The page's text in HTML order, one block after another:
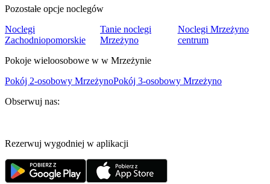
Pozostałe opcje noclegów
Noclegi
Zachodniopomorskie
Tanie noclegi
Mrzeżyno
Noclegi Mrzeżyno
centrum
Pokoje wieloosobowe w w Mrzeżynie
Pokój 2-osobowy MrzeżynoPokój 3-osobowy Mrzeżyno
Obserwuj nas:
Rezerwuj wygodniej w aplikacji